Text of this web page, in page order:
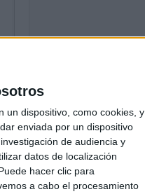
un dispositivo, como cookies, y
enviada por un dispositivo
de audiencia y
datos de localización
hacer clic para
a cabo el procesamiento